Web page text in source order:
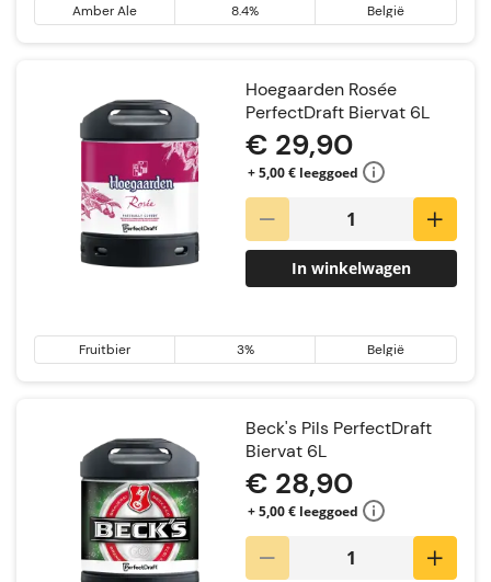
Amber Ale 8.4% België
Hoegaarden Rosée
PerfectDraft Biervat 6L
€ 29,90
+ 5,00 € leeggoed
In winkelwagen
Fruitbier 3% België
Beck's Pils PerfectDraft
Biervat 6L
€ 28,90
+ 5,00 € leeggoed